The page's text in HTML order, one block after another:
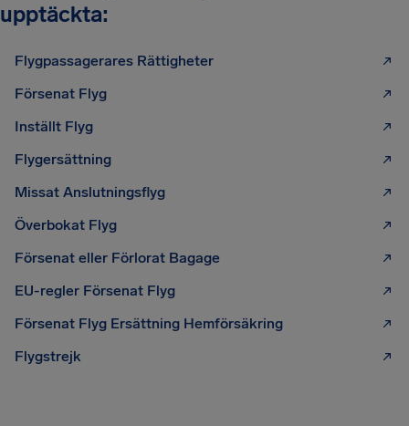
upptäckta:
Flygpassagerares Rättigheter
Försenat Flyg
Inställt Flyg
Flygersättning
Missat Anslutningsflyg
Överbokat Flyg
Försenat eller Förlorat Bagage
EU-regler Försenat Flyg
Försenat Flyg Ersättning Hemförsäkring
Flygstrejk